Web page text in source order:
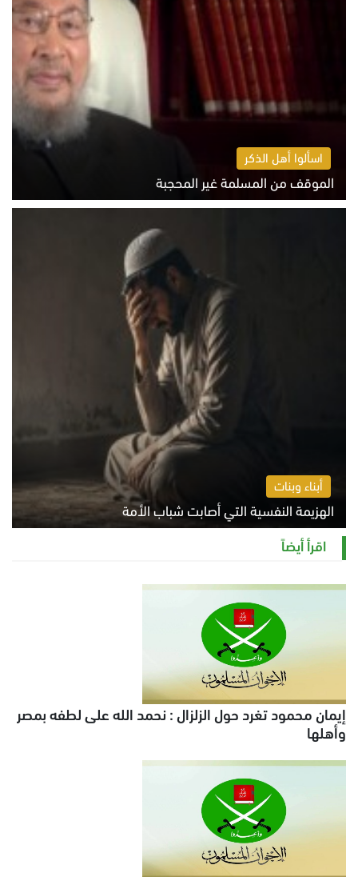
اسألوا أهل الذكر
الموقف من المسلمة غير المحجبة
الخميس 6 أغسطس 2026 10:45 ص
أبناء وبنات
الهزيمة النفسية التي أصابت شباب الأمة
الخميس 6 أغسطس 2026 11:12 ص
اقرأ أيضاً
إيمان محمود تغرد حول الزلزال : نحمد الله على لطفه بمصر
وأهلها